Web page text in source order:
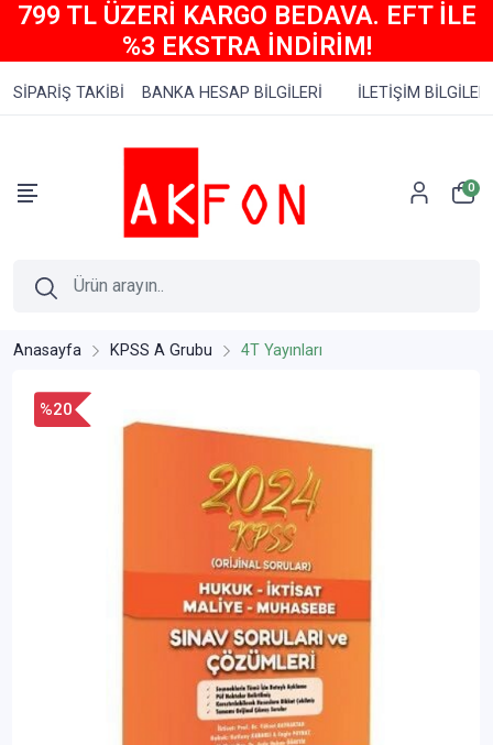
799 TL ÜZERİ KARGO BEDAVA. EFT İLE
%3 EKSTRA İNDİRİM!
SİPARİŞ TAKİBİ BANKA HESAP BİLGİLERİ İLETİŞİM BİLGİLERİ
0
Anasayfa KPSS A Grubu 4T Yayınları
%20